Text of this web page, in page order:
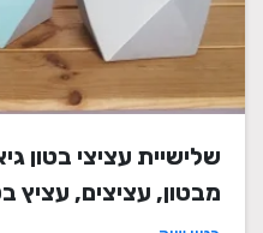
שלישיית עציצי בטון
מבטון, עציצים, עציץ